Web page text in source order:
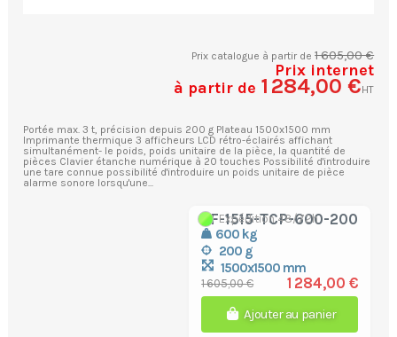
Prix catalogue à partir de1 605,00 €
Prix internet
à partir de 1 284,00 €HT
Portée max. 3 t, précision depuis 200 g Plateau 1500x1500 mm
Imprimante thermique 3 afficheurs LCD rétro-éclairés affichant
simultanément- le poids, poids unitaire de la pièce, la quantité de
pièces Clavier étanche numérique à 20 touches Possibilité d'introduire
une tare connue possibilité d'introduire un poids unitaire de pièce
alarme sonore lorsqu'une...
TF-1515-TCP-600-200
600 kg
200 g
1500x1500 mm
Expédition 48/72h
1 605,00 € 1 284,00 €
Ajouter au panier